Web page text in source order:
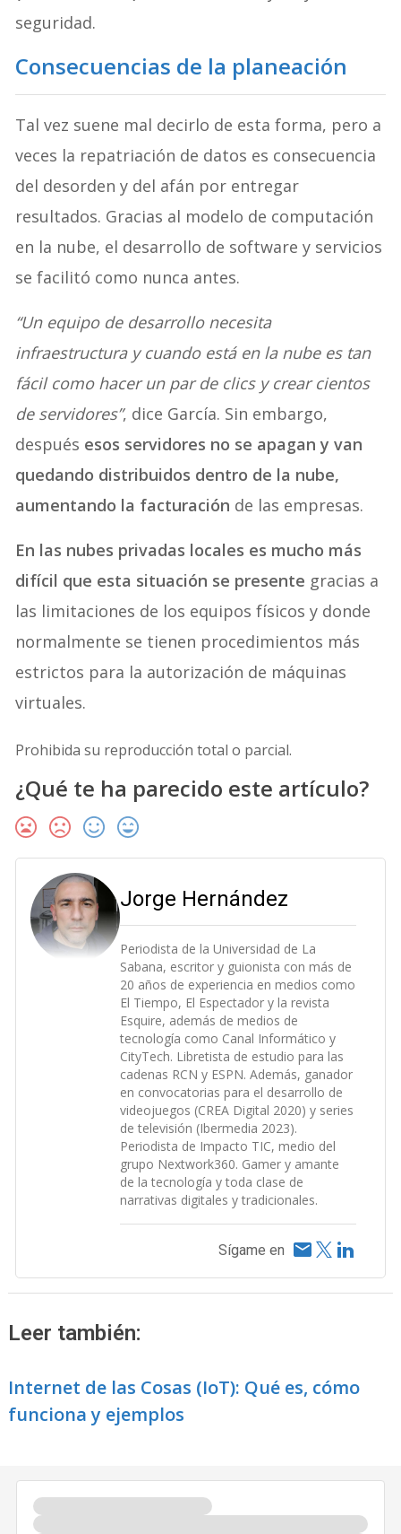
seguridad.
Consecuencias de la planeación
Tal vez suene mal decirlo de esta forma, pero a
veces la repatriación de datos es consecuencia
del desorden y del afán por entregar
resultados. Gracias al modelo de computación
en la nube, el desarrollo de software y servicios
se facilitó como nunca antes.
“Un equipo de desarrollo necesita
infraestructura y cuando está en la nube es tan
fácil como hacer un par de clics y crear cientos
de servidores”, dice García. Sin embargo,
después esos servidores no se apagan y van
quedando distribuidos dentro de la nube,
aumentando la facturación de las empresas.
En las nubes privadas locales es mucho más
difícil que esta situación se presente gracias a
las limitaciones de los equipos físicos y donde
normalmente se tienen procedimientos más
estrictos para la autorización de máquinas
virtuales.
Prohibida su reproducción total o parcial.
¿Qué te ha parecido este artículo?
Jorge Hernández
Periodista de la Universidad de La
Sabana, escritor y guionista con más de
20 años de experiencia en medios como
El Tiempo, El Espectador y la revista
Esquire, además de medios de
tecnología como Canal Informático y
CityTech. Libretista de estudio para las
cadenas RCN y ESPN. Además, ganador
en convocatorias para el desarrollo de
videojuegos (CREA Digital 2020) y series
de televisión (Ibermedia 2023).
Periodista de Impacto TIC, medio del
grupo Nextwork360. Gamer y amante
de la tecnología y toda clase de
narrativas digitales y tradicionales.
Sígame en
Leer también:
Internet de las Cosas (IoT): Qué es, cómo
funciona y ejemplos